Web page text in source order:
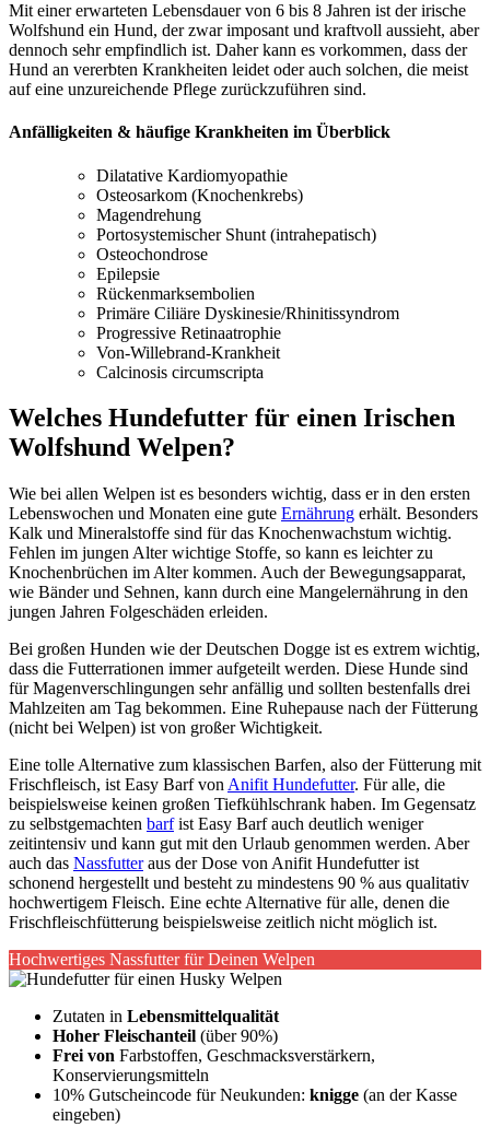
Mit einer erwarteten Lebensdauer von 6 bis 8 Jahren ist der irische
Wolfshund ein Hund, der zwar imposant und kraftvoll aussieht, aber
dennoch sehr empfindlich ist. Daher kann es vorkommen, dass der
Hund an vererbten Krankheiten leidet oder auch solchen, die meist
auf eine unzureichende Pflege zurückzuführen sind.
Anfälligkeiten & häufige Krankheiten im Überblick
Dilatative Kardiomyopathie
Osteosarkom (Knochenkrebs)
Magendrehung
Portosystemischer Shunt (intrahepatisch)
Osteochondrose
Epilepsie
Rückenmarksembolien
Primäre Ciliäre Dyskinesie/Rhinitissyndrom
Progressive Retinaatrophie
Von-Willebrand-Krankheit
Calcinosis circumscripta
Welches Hundefutter für einen Irischen
Wolfshund Welpen?
Wie bei allen Welpen ist es besonders wichtig, dass er in den ersten
Lebenswochen und Monaten eine gute Ernährung erhält. Besonders
Kalk und Mineralstoffe sind für das Knochenwachstum wichtig.
Fehlen im jungen Alter wichtige Stoffe, so kann es leichter zu
Knochenbrüchen im Alter kommen. Auch der Bewegungsapparat,
wie Bänder und Sehnen, kann durch eine Mangelernährung in den
jungen Jahren Folgeschäden erleiden.
Bei großen Hunden wie der Deutschen Dogge ist es extrem wichtig,
dass die Futterrationen immer aufgeteilt werden. Diese Hunde sind
für Magenverschlingungen sehr anfällig und sollten bestenfalls drei
Mahlzeiten am Tag bekommen. Eine Ruhepause nach der Fütterung
(nicht bei Welpen) ist von großer Wichtigkeit.
Eine tolle Alternative zum klassischen Barfen, also der Fütterung mit
Frischfleisch, ist Easy Barf von Anifit Hundefutter. Für alle, die
beispielsweise keinen großen Tiefkühlschrank haben. Im Gegensatz
zu selbstgemachten barfist Easy Barf auch deutlich weniger
zeitintensiv und kann gut mit den Urlaub genommen werden. Aber
auch das Nassfutteraus der Dose von Anifit Hundefutter ist
schonend hergestellt und besteht zu mindestens 90 % aus qualitativ
hochwertigem Fleisch. Eine echte Alternative für alle, denen die
Frischfleischfütterung beispielsweise zeitlich nicht möglich ist.
Hochwertiges Nassfutter für Deinen Welpen
Zutaten in Lebensmittelqualität
Hoher Fleischanteil (über 90%)
Frei von Farbstoffen, Geschmacksverstärkern,
Konservierungsmitteln
10% Gutscheincode für Neukunden: knigge (an der Kasse
eingeben)